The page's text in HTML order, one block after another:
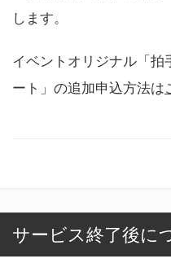
します。
イベントオリジナル「拍
ート」の追加申込方法は
サービス終了後に